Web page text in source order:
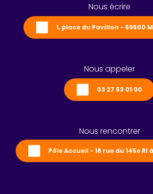
Nous écrire
1, place du Pavillon - 59600
Nous appeler
03 27 53 01 00
Nous rencontrer
Pôle Accueil - 18 rue du 145e RI